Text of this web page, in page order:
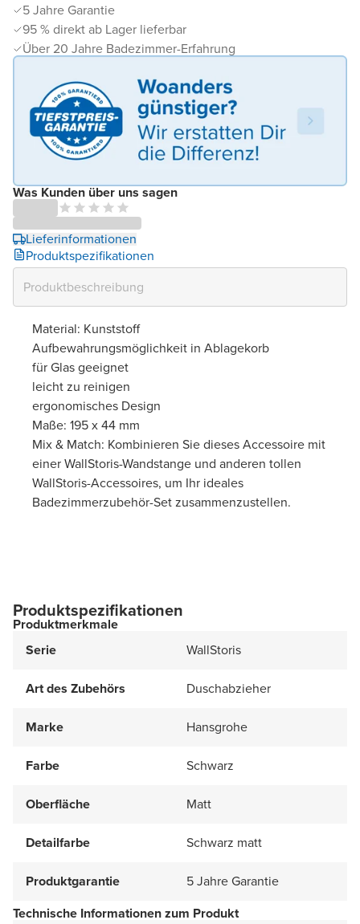
5 Jahre Garantie
95 % direkt ab Lager lieferbar
Über 20 Jahre Badezimmer-Erfahrung
Was Kunden über uns sagen
Lieferinformationen
Produktspezifikationen
Material: Kunststoff
Aufbewahrungsmöglichkeit in Ablagekorb
für Glas geeignet
leicht zu reinigen
ergonomisches Design
Maße: 195 x 44 mm
Mix & Match: Kombinieren Sie dieses Accessoire mit
einer WallStoris-Wandstange und anderen tollen
WallStoris-Accessoires, um Ihr ideales
Badezimmerzubehör-Set zusammenzustellen.
Produktspezifikationen
Produktmerkmale
Serie
WallStoris
Art des Zubehörs Duschabzieher
Marke Hansgrohe
Farbe Schwarz
Oberfläche Matt
Detailfarbe Schwarz matt
Produktgarantie
5 Jahre Garantie
Technische Informationen zum Produkt